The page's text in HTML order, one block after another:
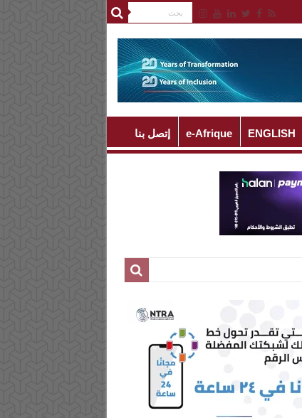
ENGLISH
e-Afrique إتصل بنا